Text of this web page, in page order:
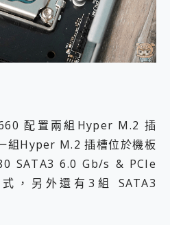
配置兩組Hyper M.2 插
組Hyper M.2 插槽位於機板
SATA3 6.0 Gb/s & PCIe
，另外還有3組 SATA3